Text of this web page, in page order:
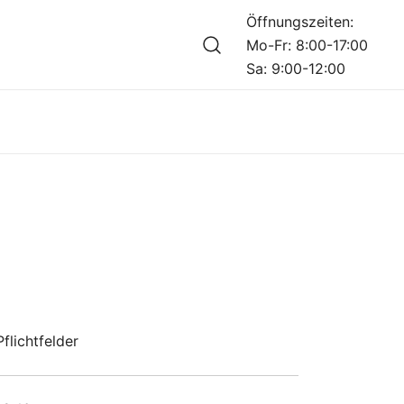
Öffnungszeiten:
Mo-Fr: 8:00-17:00
Sa: 9:00-12:00